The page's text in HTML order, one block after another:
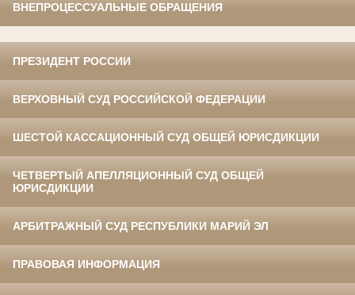
ВНЕПРОЦЕССУАЛЬНЫЕ ОБРАЩЕНИЯ
ПРЕЗИДЕНТ РОССИИ
ВЕРХОВНЫЙ СУД РОССИЙСКОЙ ФЕДЕРАЦИИ
ШЕСТОЙ КАССАЦИОННЫЙ СУД ОБЩЕЙ ЮРИСДИКЦИИ
ЧЕТВЕРТЫЙ АПЕЛЛЯЦИОННЫЙ СУД ОБЩЕЙ
ЮРИСДИКЦИИ
АРБИТРАЖНЫЙ СУД РЕСПУБЛИКИ МАРИЙ ЭЛ
ПРАВОВАЯ ИНФОРМАЦИЯ